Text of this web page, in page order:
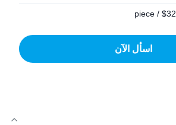
$32 / piece
اسأل الآن